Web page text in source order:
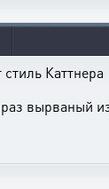
Каттнера
вырваный